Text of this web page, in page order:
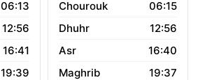
06:13
12:56
16:41
19:39
06:15
12:56
16:40
19:37